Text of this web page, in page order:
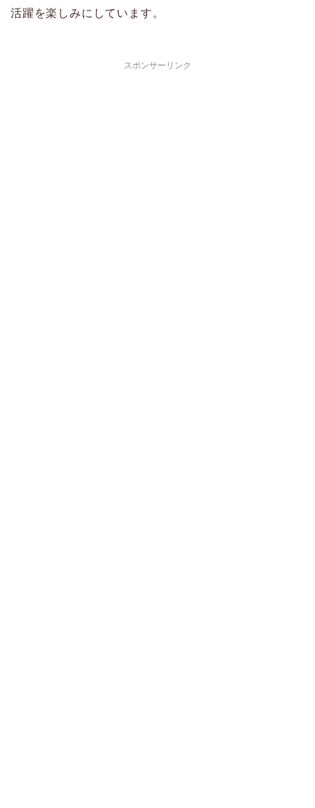
活躍を楽しみにしています。
スポンサーリンク